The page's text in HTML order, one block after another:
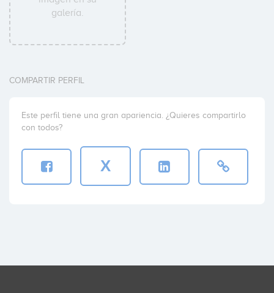
galería.
COMPARTIR PERFIL
Este perfil tiene una gran apariencia. ¿Quieres compartirlo
con todos?
X